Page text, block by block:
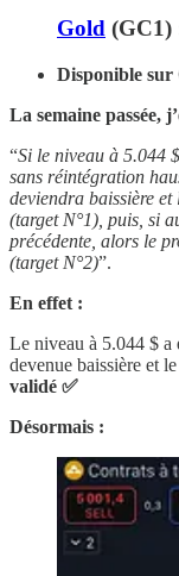
Gold (GC1)
Disponible
La semaine passée,
“Si le niveau à 5.044
sans réintégration
deviendra baissière
(target N°1), puis, si
précédente, alors le
(target N°2)”.
En effet :
Le niveau à 5.044 $ a
devenue baissière et
validé ✅
Désormais :